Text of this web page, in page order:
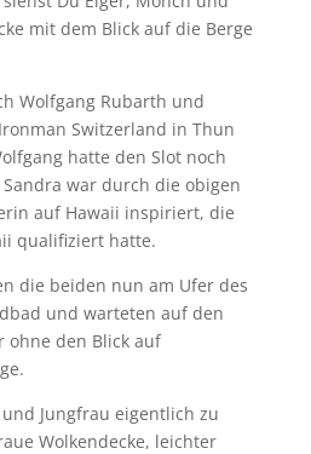
mit dem Blick auf die Berge
Wolfgang Rubarth und
Switzerland in Thun
hatte den Slot noch
war durch die obigen
auf Hawaii inspiriert, die
qualifiziert hatte.
die beiden nun am Ufer des
und warteten auf den
ohne den Blick auf
Jungfrau eigentlich zu
Wolkendecke, leichter